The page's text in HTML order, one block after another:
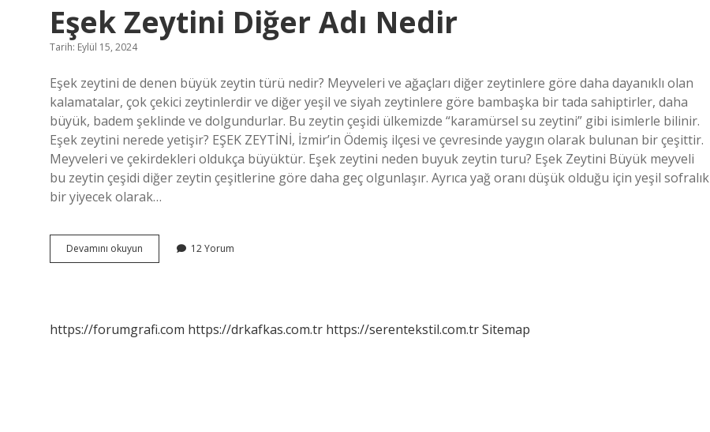
Eşek Zeytini Diğer Adı Nedir
Tarih: Eylül 15, 2024
Eşek zeytini de denen büyük zeytin türü nedir? Meyveleri ve ağaçları diğer zeytinlere göre daha dayanıklı olan
kalamatalar, çok çekici zeytinlerdir ve diğer yeşil ve siyah zeytinlere göre bambaşka bir tada sahiptirler, daha
büyük, badem şeklinde ve dolgundurlar. Bu zeytin çeşidi ülkemizde “karamürsel su zeytini” gibi isimlerle bilinir.
Eşek zeytini nerede yetişir? EŞEK ZEYTİNİ, İzmir’in Ödemiş ilçesi ve çevresinde yaygın olarak bulunan bir çeşittir.
Meyveleri ve çekirdekleri oldukça büyüktür. Eşek zeytini neden buyuk zeytin turu? Eşek Zeytini Büyük meyveli
bu zeytin çeşidi diğer zeytin çeşitlerine göre daha geç olgunlaşır. Ayrıca yağ oranı düşük olduğu için yeşil sofralık
bir yiyecek olarak…
Devamını okuyun
Zeytini
12 Yorum
https://forumgrafi.com https://drkafkas.com.tr https://serentekstil.com.trSitemap